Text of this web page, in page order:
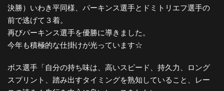
決勝）いわき平同様、パーキンス選手とドミトリエフ選手の
前で逃げて３着。
再びパーキンス選手を優勝に導きました。
今年も積極的な仕掛けが光っています☆
ボス選手「自分の持ち味は、高いスピード、持久力、ロング
スプリント、踏み出すタイミングを熟知していること、レー